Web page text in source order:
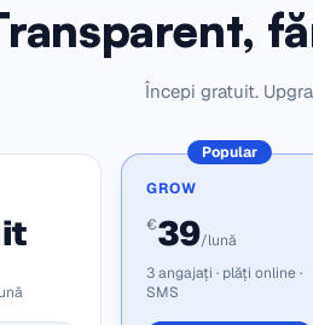
Începi gratuit.
Popular
GROW
€39/lună
3 angajați · plăți online ·
SMS